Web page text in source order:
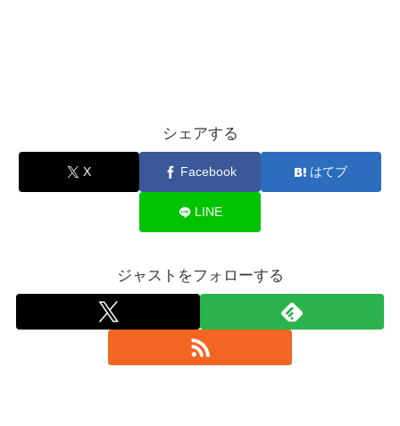
シェアする
X Facebook はてブ
LINE
ジャストをフォローする